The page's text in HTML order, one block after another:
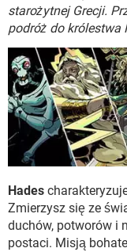
WINDOWS 10
starożytnej Grecji.
podróż do królestwa
Hades
Zmierzysz się ze
duchów, potworów i
postaci. Misją